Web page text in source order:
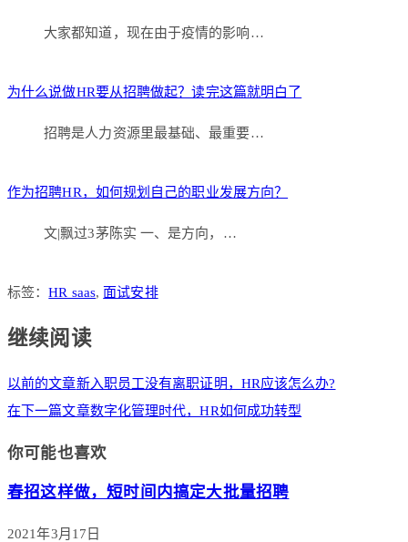
大家都知道，现在由于疫情的影响…
为什么说做HR要从招聘做起？读完这篇就明白了
招聘是人力资源里最基础、最重要…
作为招聘HR，如何规划自己的职业发展方向？
文|飘过3茅陈实 一、是方向，…
标签：HR saas, 面试安排
继续阅读
以前的文章新入职员工没有离职证明，HR应该怎么办?
在下一篇文章数字化管理时代，HR如何成功转型
你可能也喜欢
春招这样做，短时间内搞定大批量招聘
2021年3月17日